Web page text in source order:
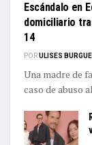
Escándalo en
domiciliario
14
PORULISES
Una madre de
caso de abuso